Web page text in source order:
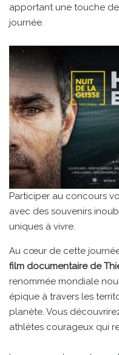
apportant une touche
journée.
Participer au concours
avec des souvenirs
uniques à vivre.
Au cœur de cette
film documentaire de
renommée mondiale
épique à travers les
planète. Vous
athlètes courageux qui